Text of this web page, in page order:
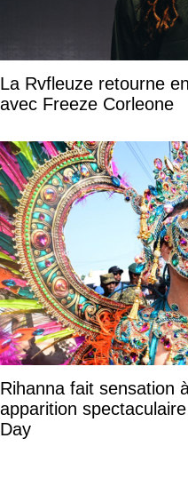
La Rvfleuze retourne
avec Freeze Corleone
Rihanna fait sensation
apparition
Day